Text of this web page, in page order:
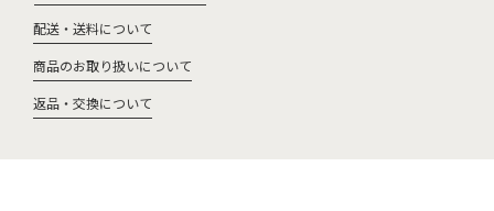
配送・送料について
商品のお取り扱いについて
返品・交換について